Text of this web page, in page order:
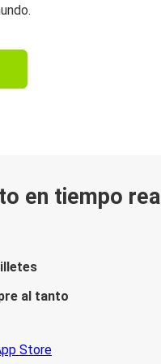
en tiempo real
al tanto